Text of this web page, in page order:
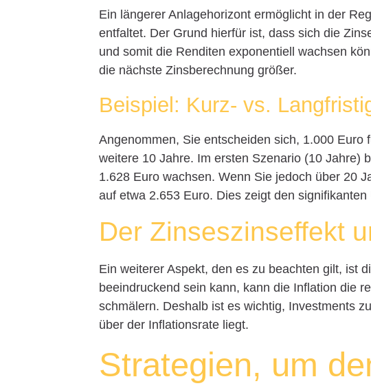
Ein längerer Anlagehorizont ermöglicht in der
entfaltet. Der Grund hierfür ist, dass sich die
und somit die Renditen exponentiell wachsen
die nächste Zinsberechnung größer.
Beispiel: Kurz- vs.
Angenommen, Sie entscheiden sich, 1.000
weitere 10 Jahre. Im ersten Szenario (10 Jahre)
1.628 Euro wachsen. Wenn Sie jedoch über 20
auf etwa 2.653 Euro. Dies zeigt den
Der Zinseszinseffekt
Ein weiterer Aspekt, den es zu beachten gilt, ist
beeindruckend sein kann, kann die Inflation die
schmälern. Deshalb ist es wichtig, Investments
über der Inflationsrate liegt.
Strategien, um